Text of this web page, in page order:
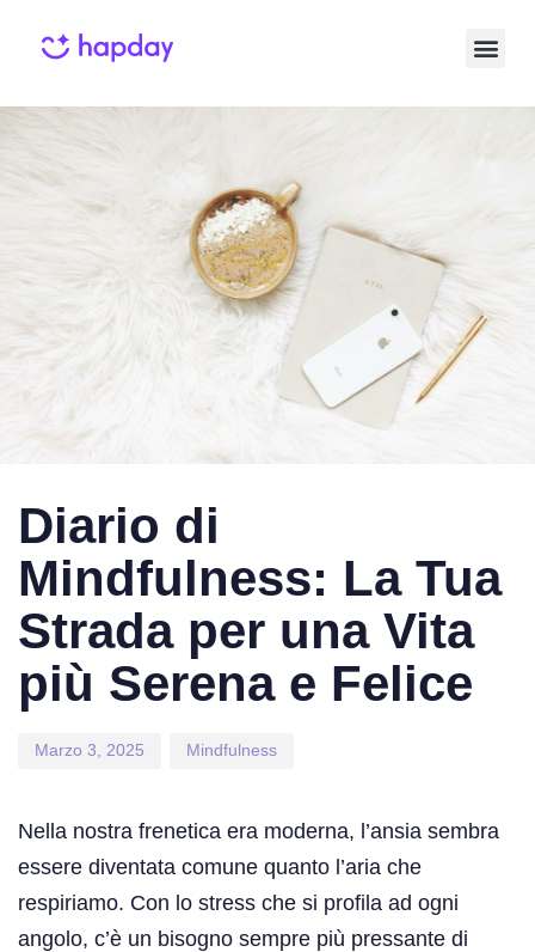
Diario di
Mindfulness: La Tua
Strada per una Vita
più Serena e Felice
on:
Marzo 3, 2025 Mindfulness
Nella nostra frenetica era moderna, l’ansia sembra
essere diventata comune quanto l’aria che
respiriamo. Con lo stress che si profila ad ogni
angolo, c’è un bisogno sempre più pressante di